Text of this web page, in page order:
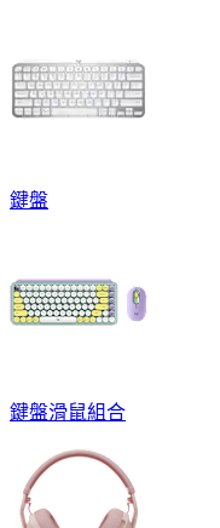
鍵盤
鍵盤滑鼠組合